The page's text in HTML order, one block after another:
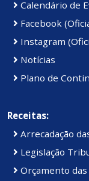
Calendário de
Facebook
Instagram
Notícias
Plano de
Receitas:
Arrecadação
Legislação
Orçamento das